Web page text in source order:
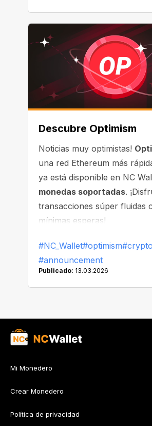
Descubre Optimism
Noticias muy optimistas!
una red Ethereum más
ya está disponible en NC
monedas soportadas.
transacciones súper fluidas
mínimas esperas!
#NC_Wallet#optimism
#announcement
Publicado: 13.03.2026
Mi Monedero
Crear Monedero
Política de privacidad